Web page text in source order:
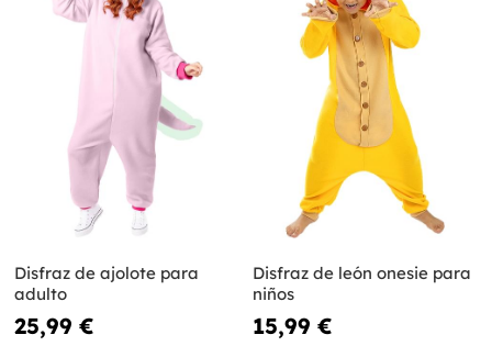
Disfraz de ajolote para
adulto
25,99 €
Disfraz de león onesie para
niños
15,99 €